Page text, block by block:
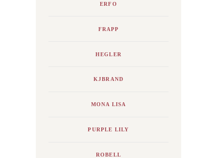
ERFO
FRAPP
HEGLER
KJBRAND
MONA LISA
PURPLE LILY
ROBELL